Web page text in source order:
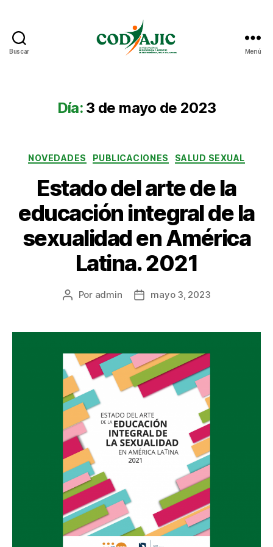
Buscar Menú
Día: 3 de mayo de 2023
Categorías
NOVEDADES PUBLICACIONES SALUD SEXUAL
Estado del arte de la
educación integral de la
sexualidad en América
Latina. 2021
Autor
entrada
Por admin
Fecha
entrada
mayo 3, 2023